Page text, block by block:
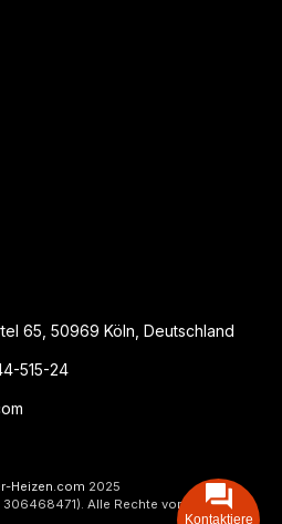
65, 50969 Köln, Deutschland
515-24
Heizen.com 2025
306468471). Alle Rechte vorbehalten.
Kontaktiere